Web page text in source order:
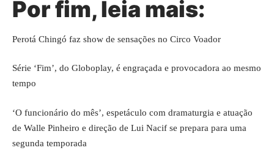
Por fim, leia mais:
Perotá Chingó faz show de sensações no Circo Voador
Série ‘Fim’, do Globoplay, é engraçada e provocadora ao mesmo
tempo
‘O funcionário do mês’, espetáculo com dramaturgia e atuação
de Walle Pinheiro e direção de Lui Nacif se prepara para uma
segunda temporada